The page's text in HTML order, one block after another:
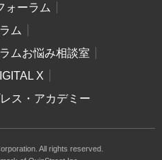
ォーラム
ム
ムお悩み相談室
X
ス・アカデミー
All rights reserved.